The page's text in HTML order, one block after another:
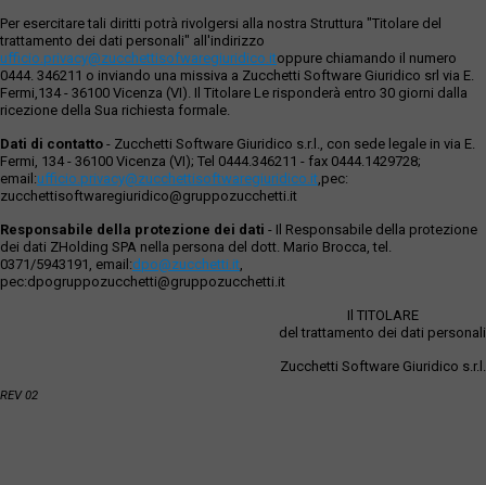
Per esercitare tali diritti potrà rivolgersi alla nostra Struttura "Titolare del
trattamento dei dati personali" all'indirizzo
ufficio.privacy@zucchettisofwaregiuridico.itoppure chiamando il numero
0444. 346211 o inviando una missiva a Zucchetti Software Giuridico srl via E.
Fermi,134 - 36100 Vicenza (VI). Il Titolare Le risponderà entro 30 giorni dalla
ricezione della Sua richiesta formale.
Dati di contatto - Zucchetti Software Giuridico s.r.l., con sede legale in via E.
Fermi, 134 - 36100 Vicenza (VI); Tel 0444.346211 - fax 0444.1429728;
email:ufficio.privacy@zucchettisoftwaregiuridico.it,pec:
zucchettisoftwaregiuridico@gruppozucchetti.it
Responsabile della protezione dei dati - Il Responsabile della protezione
dei dati ZHolding SPA nella persona del dott. Mario Brocca, tel.
0371/5943191, email:dpo@zucchetti.it,
pec:dpogruppozucchetti@gruppozucchetti.it
Il TITOLARE
del trattamento dei dati personali
Zucchetti Software Giuridico s.r.l.
REV 02